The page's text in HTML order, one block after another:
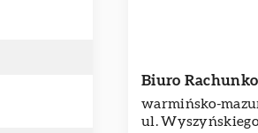
Biuro
warmińsko-
ul. Wyszyńskiego